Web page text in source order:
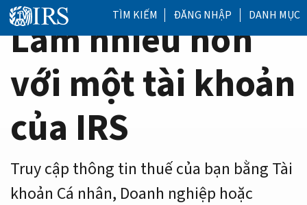
TÌM KIẾM ĐĂNG NHẬP DANH MỤC
Làm nhiều hơn
với một tài khoản
của IRS
Truy cập thông tin thuế của bạn bằng Tài
khoản Cá nhân, Doanh nghiệp hoặc